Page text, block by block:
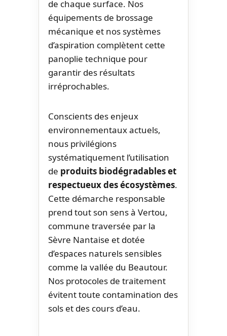
de chaque surface. Nos
équipements de brossage
mécanique et nos systèmes
d’aspiration complètent cette
panoplie technique pour
garantir des résultats
irréprochables.
Conscients des enjeux
environnementaux actuels,
nous privilégions
systématiquement l’utilisation
de produits biodégradables et
respectueux des écosystèmes.
Cette démarche responsable
prend tout son sens à Vertou,
commune traversée par la
Sèvre Nantaise et dotée
d’espaces naturels sensibles
comme la vallée du Beautour.
Nos protocoles de traitement
évitent toute contamination des
sols et des cours d’eau.